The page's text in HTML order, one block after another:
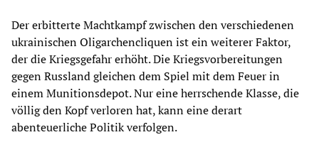
Der erbitterte Machtkampf zwischen den verschiedenen
ukrainischen Oligarchencliquen ist ein weiterer Faktor,
der die Kriegsgefahr erhöht. Die Kriegsvorbereitungen
gegen Russland gleichen dem Spiel mit dem Feuer in
einem Munitionsdepot. Nur eine herrschende Klasse, die
völlig den Kopf verloren hat, kann eine derart
abenteuerliche Politik verfolgen.